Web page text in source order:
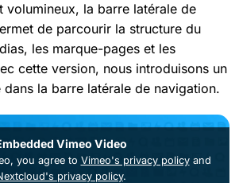
volumineux, la barre latérale de
de parcourir la structure du
les marque-pages et les
cette version, nous introduisons un
la barre latérale de navigation.
Vimeo Video
you agree to Vimeo's privacy policyand
privacy policy.